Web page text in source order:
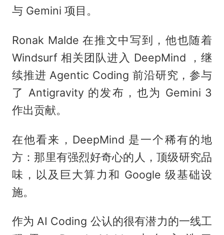
与 Gemini 项目。
Ronak Malde 在推文中写到，他也随着
Windsurf 相关团队进入 DeepMind ，继
续推进 Agentic Coding 前沿研究，参与
了 Antigravity 的发布，也为 Gemini 3
作出贡献。
在他看来，DeepMind 是一个稀有的地
方：那里有强烈好奇心的人，顶级研究品
味，以及巨大算力和 Google 级基础设
施。
作为 AI Coding 公认的很有潜力的一线工